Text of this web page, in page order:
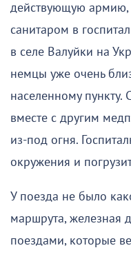
действующую армию,
санитаром в
в селе Валуйки на
немцы уже очень
населенному пункту.
вместе с другим
из-под огня.
окружения и
У поезда не было
маршрута, железная
поездами, которые